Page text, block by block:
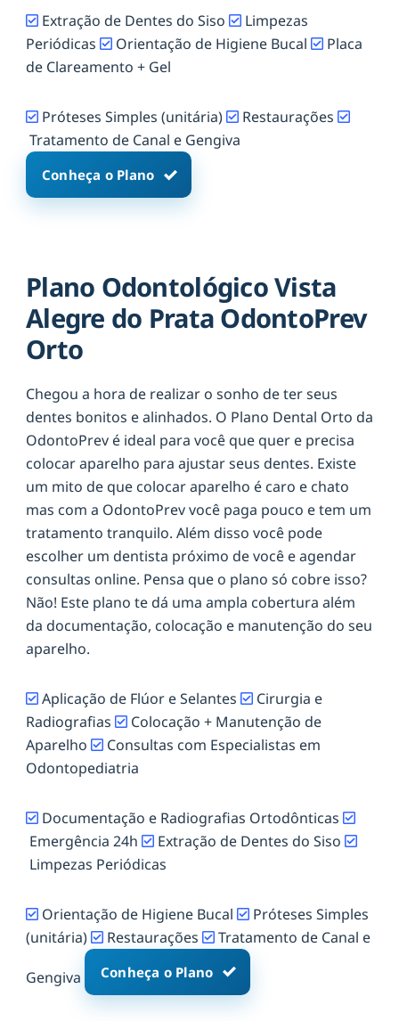
Extração de Dentes do Siso
Limpezas
Periódicas
Orientação de Higiene Bucal
Placa
de Clareamento + Gel
Próteses Simples (unitária)
Restaurações
Tratamento de Canal e Gengiva
Conheça o Plano
Plano Odontológico Vista
Alegre do Prata OdontoPrev
Orto
Chegou a hora de realizar o sonho de ter seus
dentes bonitos e alinhados. O Plano Dental Orto da
OdontoPrev é ideal para você que quer e precisa
colocar aparelho para ajustar seus dentes. Existe
um mito de que colocar aparelho é caro e chato
mas com a OdontoPrev você paga pouco e tem um
tratamento tranquilo. Além disso você pode
escolher um dentista próximo de você e agendar
consultas online. Pensa que o plano só cobre isso?
Não! Este plano te dá uma ampla cobertura além
da documentação, colocação e manutenção do seu
aparelho.
Aplicação de Flúor e Selantes
Cirurgia e
Radiografias
Colocação + Manutenção de
Aparelho
Consultas com Especialistas em
Odontopediatria
Documentação e Radiografias Ortodônticas
Emergência 24h
Extração de Dentes do Siso
Limpezas Periódicas
Orientação de Higiene Bucal
Próteses Simples
(unitária)
Restaurações Tratamento de Canal e
Gengiva Conheça o Plano